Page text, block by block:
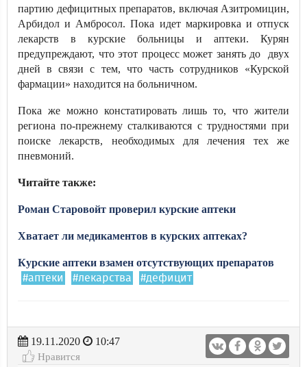
партию дефицитных препаратов, включая Азитромицин,
Арбидол и Амбросол. Пока идет маркировка и отпуск
лекарств в курские больницы и аптеки. Курян
предупреждают, что этот процесс может занять до двух
дней в связи с тем, что часть сотрудников «Курской
фармации» находится на больничном.
Пока же можно констатировать лишь то, что жители
региона по-прежнему сталкиваются с трудностями при
поиске лекарств, необходимых для лечения тех же
пневмоний.
Читайте также:
Роман Старовойт проверил курские аптеки
Хватает ли медикаментов в курских аптеках?
Курские аптеки взамен отсутствующих препаратов
#аптеки #лекарства #дефицит
19.11.2020
10:47
Нравится